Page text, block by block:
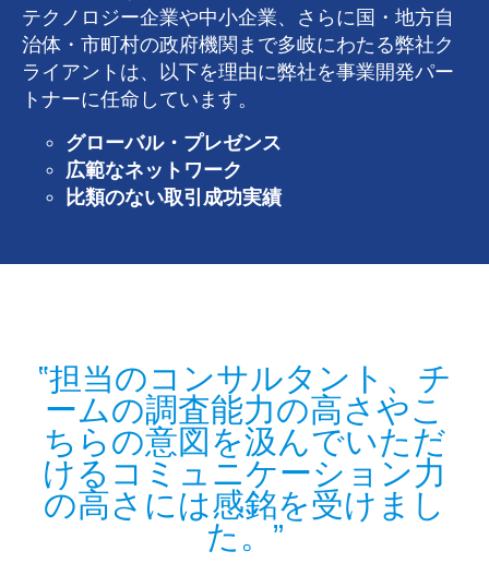
テクノロジー企業や中小企業、さらに国・地方自
治体・市町村の政府機関まで多岐にわたる弊社ク
ライアントは、以下を理由に弊社を事業開発パー
トナーに任命しています。
グローバル・プレゼンス
広範なネットワーク
比類のない取引成功実績
担当のコンサルタント、チ
ームの調査能力の高さやこ
ちらの意図を汲んでいただ
けるコミュニケーション力
の高さには感銘を受けまし
た。